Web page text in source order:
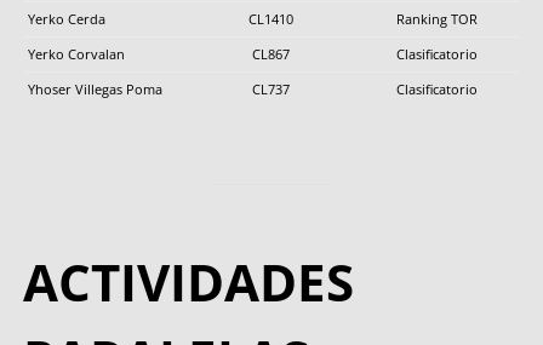
Yerko Cerda
CL1410
Ranking TOR
Yerko Corvalan
CL867
Clasificatorio
Yhoser Villegas Poma
CL737 Clasificatorio
ACTIVIDADES